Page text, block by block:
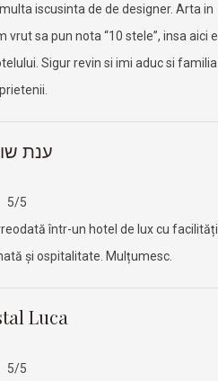
iscusinta de de designer. Arta in
sa pun nota “10 stele”, insa aici e
Sigur revin si imi aduc si familia
ענת
5/5
într-un hotel de lux cu facilități
și ospitalitate. Mulțumesc.
Luca
5/5